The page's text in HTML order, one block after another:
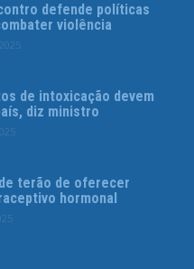
defende políticas
violência
de intoxicação devem
diz ministro
terão de oferecer
hormonal